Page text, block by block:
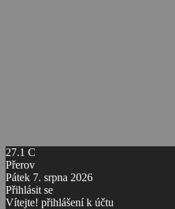
27.1 C
Přerov
Pátek 7. srpna 2026
Přihlásit se
Vítejte! přihlášení k účtu